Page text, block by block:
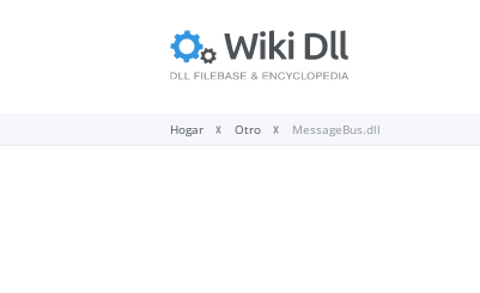
Hogar Otro MessageBus.dll